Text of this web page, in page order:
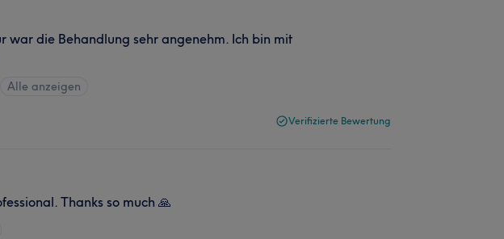
war die Behandlung sehr angenehm. Ich bin mit
Alle anzeigen
Verifizierte Bewertung
Thanks so much 🙏